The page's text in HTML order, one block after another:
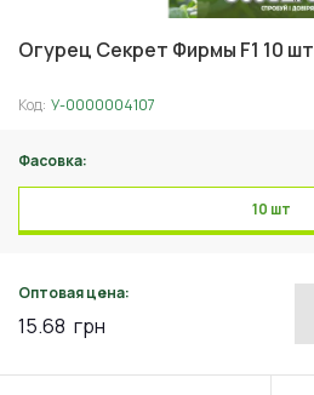
Огурец Секрет Фирмы F1 10 шт
Код: У-0000004107
Фасовка:
10 шт
Оптовая цена:
15.68 грн